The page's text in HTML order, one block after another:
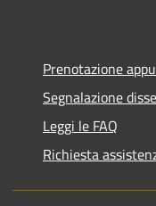
Prenotazione
Segnalazione
Leggi le FAQ
Richiesta